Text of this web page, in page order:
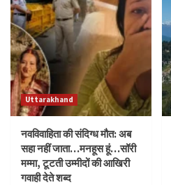
Uttarakhand
नवविवाहिता की संदिग्ध मौत: अब
सहा नहीं जाता…मनहूस हूं…सॉरी
मम्मा, टूटती उम्मीदों की आखिरी
गवाही देते शब्द